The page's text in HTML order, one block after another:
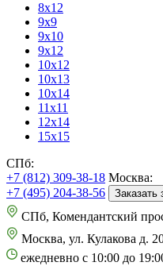
8х12
9х9
9х10
9х12
10х12
10х13
10х14
11х11
12х14
15х15
СПб:
+7 (812) 309-38-18 Москва:
+7 (495) 204-38-56
Заказать
СПб, Комендантский
Москва, ул. Кулакова д.
ежедневно с 10:00 до